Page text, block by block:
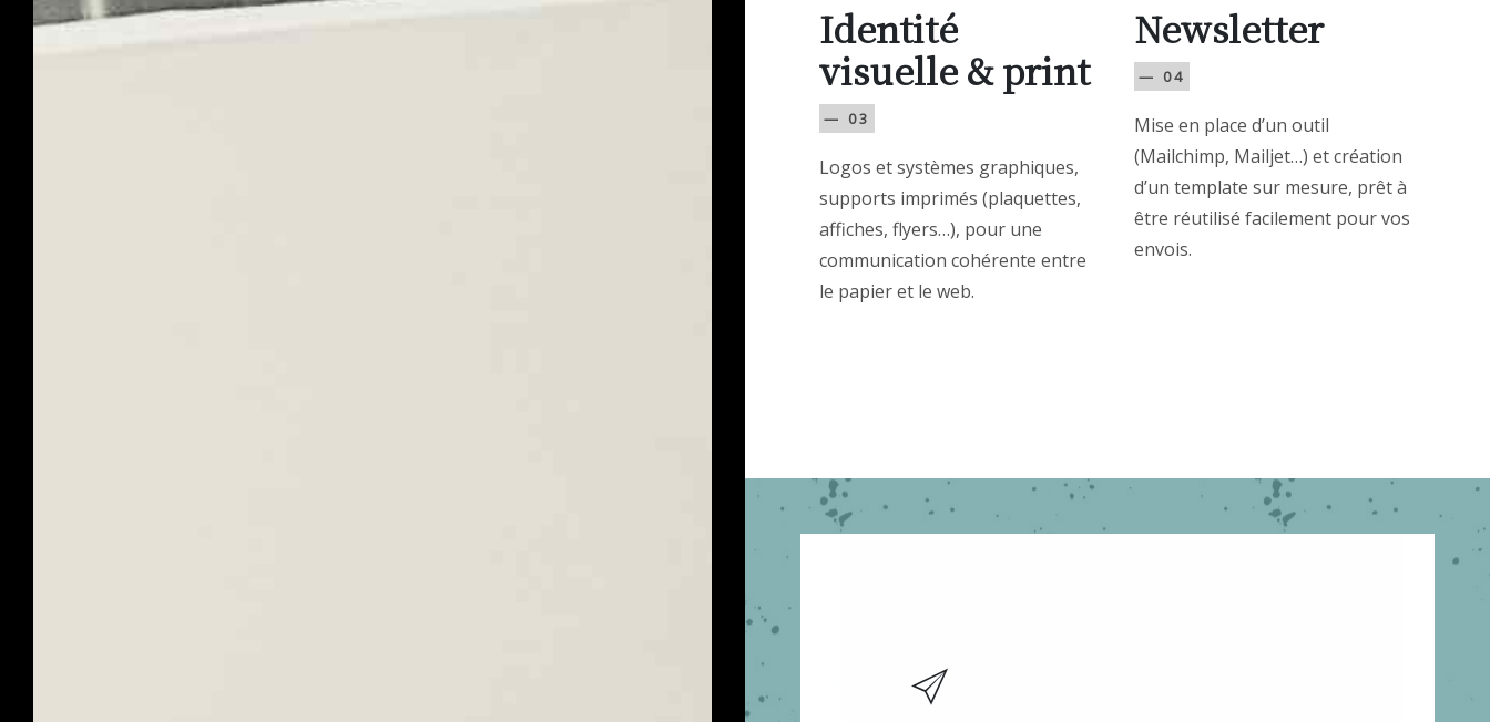
Identité
visuelle & print
— 03
Logos et systèmes graphiques,
supports imprimés (plaquettes,
affiches, flyers…), pour une
communication cohérente entre
le papier et le web.
Newsletter
— 04
Mise en place d’un outil
(Mailchimp, Mailjet…) et création
d’un template sur mesure, prêt à
être réutilisé facilement pour vos
envois.